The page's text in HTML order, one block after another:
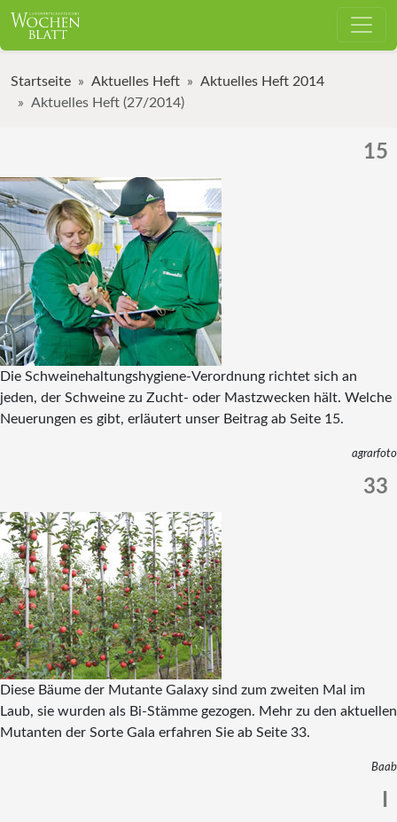
Startseite Aktuelles Heft
Aktuelles Heft 2014
Aktuelles Heft (27/2014)
15
Die Schweinehaltungshygiene-Verordnung richtet sich an
jeden, der Schweine zu Zucht- oder Mastzwecken hält. Welche
Neuerungen es gibt, erläutert unser Beitrag ab Seite 15.
agrarfoto
33
Diese Bäume der Mutante Galaxy sind zum zweiten Mal im
Laub, sie wurden als Bi-Stämme gezogen. Mehr zu den aktuellen
Mutanten der Sorte Gala erfahren Sie ab Seite 33.
Baab